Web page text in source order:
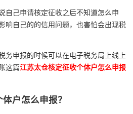
自己申请核定征收之后不知道怎么申
响自己的的信用问题，也害怕会出现税
务申报的时候可以在电子税务局上线上
这篇江苏太仓核定征收个体户怎么申报
户怎么申报？